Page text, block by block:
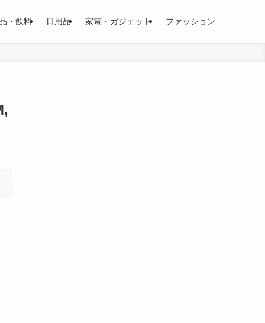
・飲料 日用品 家電・ガジェット ファッション